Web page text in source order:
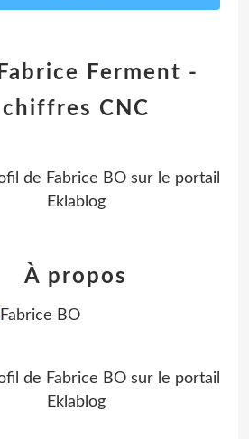
Ferment -
chiffres CNC
de Fabrice BO sur le portail
Eklablog
À propos
de Fabrice BO sur le portail
Eklablog